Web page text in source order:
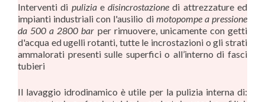
Interventi di puliziaedisincrostazione di attrezzature ed
impianti industriali con l'ausilio di motopompe a pressione
da 500 a 2800 bar per rimuovere, unicamente con getti
d'acqua ed ugelli rotanti, tutte le incrostazioni o gli strati
ammalorati presenti sulle superfici o all’interno di fasci
tubieri
Il lavaggio idrodinamico è utile per la pulizia interna di: